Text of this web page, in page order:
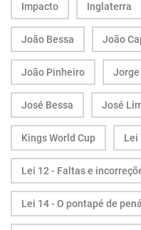
Impacto Inglaterra
João Bessa João
João Pinheiro
José Bessa José
Kings World Cup Lei
Lei 12 - Faltas e
Lei 14 - O pontapé de